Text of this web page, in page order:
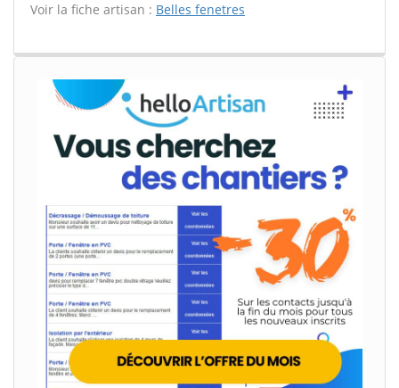
Voir la fiche artisan : Belles fenetres